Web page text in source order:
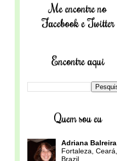
Me encontre no
Facebook e Twitter
Encontre aqui
Quem sou eu
Adriana Balreira
Fortaleza, Ceará,
Brazil